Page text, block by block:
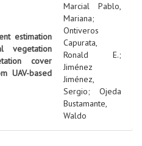
estimation
vegetation
cover
UAV-based
Marcial Pablo,
Mariana;
Ontiveros
Capurata,
Ronald E.;
Jiménez
Jiménez,
Sergio; Ojeda
Bustamante,
Waldo